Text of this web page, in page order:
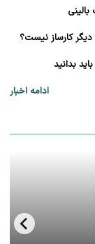
کارساز نیست؟
ادامه اخبار